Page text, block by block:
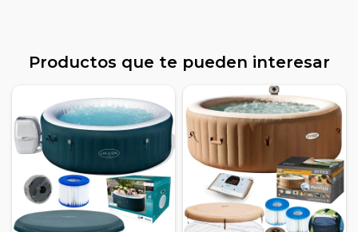
Productos que te pueden interesar